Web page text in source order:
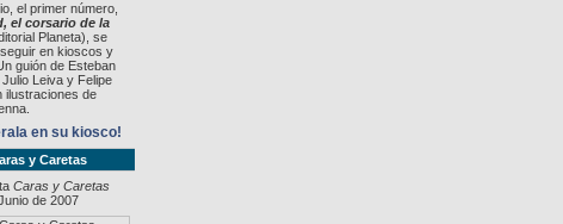
el primer número,
el corsario de la
Planeta), se
en kioscos y
guión de Esteban
Julio Leiva y Felipe
ilustraciones de
en su kiosco!
y Caretas
Caras y Caretas
de 2007